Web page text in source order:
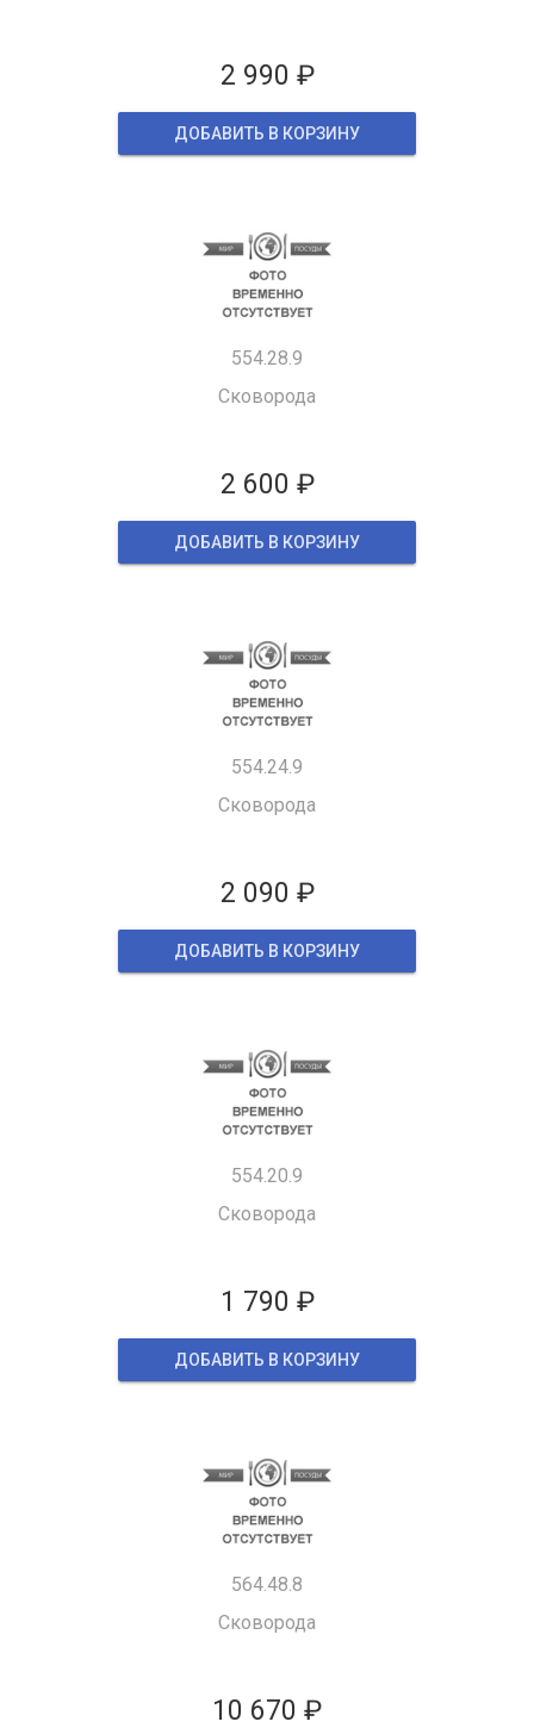
2 990 ₽
ДОБАВИТЬ В КОРЗИНУ
554.28.9
Сковорода
2 600 ₽
ДОБАВИТЬ В КОРЗИНУ
554.24.9
Сковорода
2 090 ₽
ДОБАВИТЬ В КОРЗИНУ
554.20.9
Сковорода
1 790 ₽
ДОБАВИТЬ В КОРЗИНУ
564.48.8
Сковорода
10 670 ₽